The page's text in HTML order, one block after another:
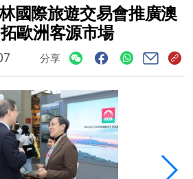
國際旅遊交易會推廣澳
歐洲客源市場
分享